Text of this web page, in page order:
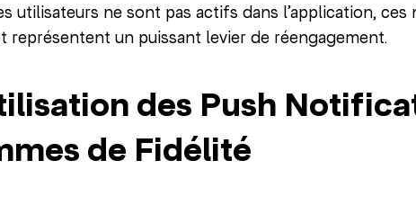
utilisateurs ne sont pas actifs dans l’application,
représentent un puissant levier de réengagement.
des Push
de Fidélité